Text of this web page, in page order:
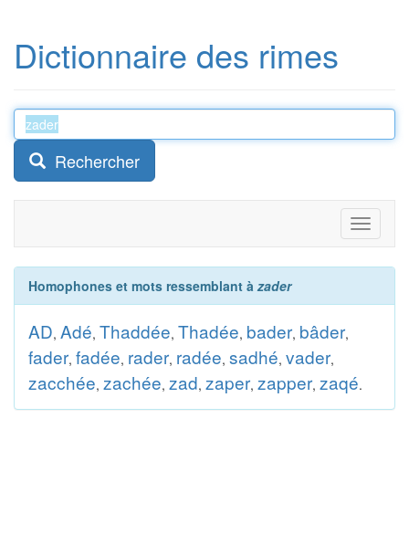
Dictionnaire des rimes
Rechercher
Toggle
Homophones et mots ressemblant àzader
AD, Adé, Thaddée, Thadée, bader, bâder,
fader, fadée, rader, radée, sadhé, vader,
zacchée, zachée, zad, zaper, zapper, zaqé.